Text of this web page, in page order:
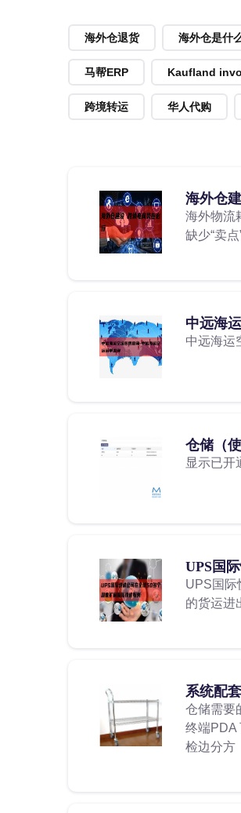
海外仓退货 海外仓是什
马帮ERP Kaufland
跨境转运 华人代购
海外仓
海外物流
缺少“卖
中远海
中远海运
仓储（
显示已开
UPS国
UPS国际
的货运进
系统配
仓储需要
终端PDA
检边分方